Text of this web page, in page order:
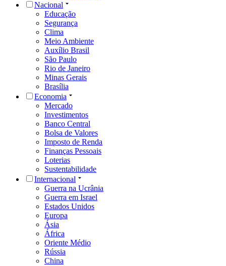
Nacional
Educação
Segurança
Clima
Meio Ambiente
Auxílio Brasil
São Paulo
Rio de Janeiro
Minas Gerais
Brasília
Economia
Mercado
Investimentos
Banco Central
Bolsa de Valores
Imposto de Renda
Finanças Pessoais
Loterias
Sustentabilidade
Internacional
Guerra na Ucrânia
Guerra em Israel
Estados Unidos
Europa
Ásia
África
Oriente Médio
Rússia
China